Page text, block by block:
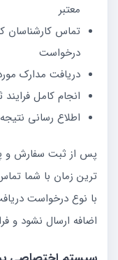
معتبر
تماس کارشناسان
درخواست
دریافت مدارک
انجام کامل
اطلاع رسانی
پس از ثبت سفارش و
ترین زمان با شما
با نوع درخواست
اضافه ارسال نشود و